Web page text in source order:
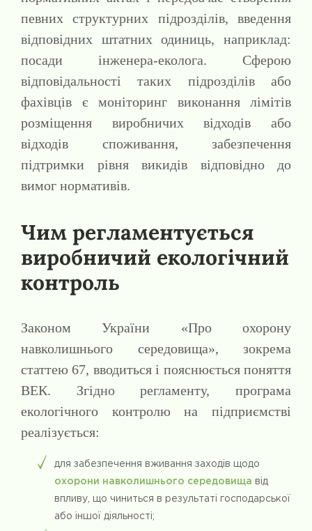
певних структурних підрозділів, введення
відповідних штатних одиниць, наприклад:
посади інженера-еколога. Сферою
відповідальності таких підрозділів або
фахівців є моніторинг виконання лімітів
розміщення виробничих відходів або
відходів споживання, забезпечення
підтримки рівня викидів відповідно до
вимог нормативів.
Чим регламентується
виробничий екологічний
контроль
Законом України «Про охорону
навколишнього середовища», зокрема
статтею 67, вводиться і пояснюється поняття
ВЕК. Згідно регламенту, програма
екологічного контролю на підприємстві
реалізується:
для забезпечення вживання заходів щодо
охорони навколишнього середовища від
впливу, що чиниться в результаті господарської
або іншої діяльності;